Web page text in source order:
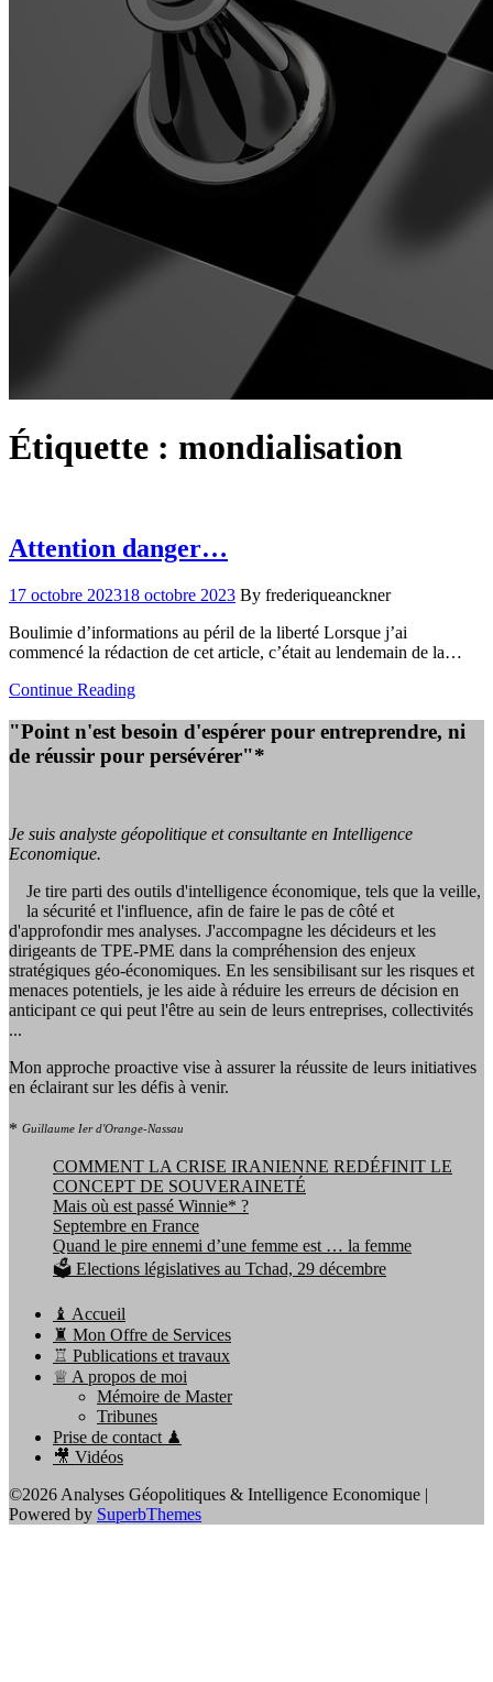
Étiquette : mondialisation
Attention danger…
17 octobre 202318 octobre 2023 By frederiqueanckner
Boulimie d’informations au péril de la liberté Lorsque j’ai
commencé la rédaction de cet article, c’était au lendemain de la…
Continue Reading
"Point n'est besoin d'espérer pour entreprendre, ni
de réussir pour persévérer"*
Je suis analyste géopolitique et consultante en Intelligence
Economique.
Je tire parti des outils d'intelligence économique, tels que la veille,
la sécurité et l'influence, afin de faire le pas de côté et
d'approfondir mes analyses. J'accompagne les décideurs et les
dirigeants de TPE-PME dans la compréhension des enjeux
stratégiques géo-économiques. En les sensibilisant sur les risques et
menaces potentiels, je les aide à réduire les erreurs de décision en
anticipant ce qui peut l'être au sein de leurs entreprises, collectivités
...
Mon approche proactive vise à assurer la réussite de leurs initiatives
en éclairant sur les défis à venir.
* Guillaume Ier d'Orange-Nassau
COMMENT LA CRISE IRANIENNE REDÉFINIT LE
CONCEPT DE SOUVERAINETÉ
Mais où est passé Winnie* ?
Septembre en France
Quand le pire ennemi d’une femme est … la femme
🗳️ Elections législatives au Tchad, 29 décembre
♝ Accueil
♜ Mon Offre de Services
♖ Publications et travaux
♕ A propos de moi
Mémoire de Master
Tribunes
Prise de contact ♟
🎥 Vidéos
©2026 Analyses Géopolitiques & Intelligence Economique
Powered by SuperbThemes